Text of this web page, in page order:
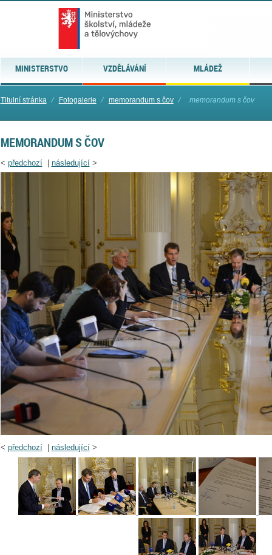
MINISTERSTVO VZDĚLÁVÁNÍ MLÁDEŽ
Titulní stránka ⁄ Fotogalerie ⁄ memorandum s čov ⁄ memorandum s čov
MEMORANDUM S ČOV
< předchozí| následující>
< předchozí| následující>